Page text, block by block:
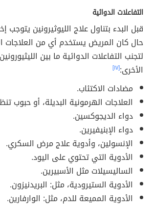
التفاعلات الدوائية
قبل البدء بتناول علاج الليوثيرونين يتوجب
حال كان المريض يستخدم أي من العلاجات
لتجنب التفاعلات الدوائية ما بين
الأخرى:[١٧]
مضادات الاكتئاب.
العلاجات الهرمونية البديلة، أو حبوب
دواء الديجوكسين.
دواء الإبنيفيرين.
الإنسولين، وأدوية علاج مرض السكري.
الأدوية التي تحتوي على اليود.
الساليسيلات مثل الأسبيرين.
الأدوية الستيرودية، مثل: البريدنيزون.
الأدوية المميعة للدم، مثل: الوارفارين.